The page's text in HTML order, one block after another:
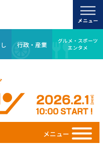
行政・産業
グルメ・スポーツ
エンタメ
メニュー